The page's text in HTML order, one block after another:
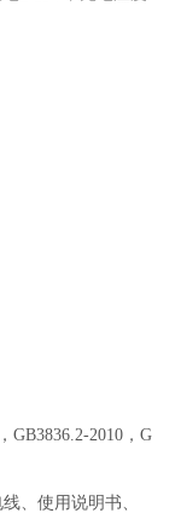
GB3836.2-2010，G
、使用说明书、